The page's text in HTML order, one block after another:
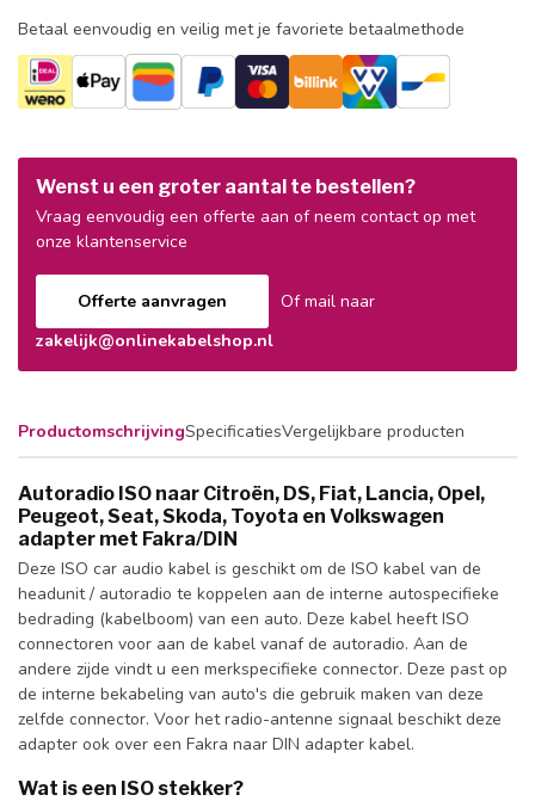
Betaal eenvoudig en veilig met je favoriete betaalmethode
Wenst u een groter aantal te bestellen?
Vraag eenvoudig een offerte aan of neem contact op met
onze klantenservice
Offerte aanvragen
Of mail naar
zakelijk@onlinekabelshop.nl
ProductomschrijvingSpecificatiesVergelijkbare producten
Autoradio ISO naar Citroën, DS, Fiat, Lancia, Opel,
Peugeot, Seat, Skoda, Toyota en Volkswagen
adapter met Fakra/DIN
Deze ISO car audio kabel is geschikt om de ISO kabel van de
headunit / autoradio te koppelen aan de interne autospecifieke
bedrading (kabelboom) van een auto. Deze kabel heeft ISO
connectoren voor aan de kabel vanaf de autoradio. Aan de
andere zijde vindt u een merkspecifieke connector. Deze past op
de interne bekabeling van auto's die gebruik maken van deze
zelfde connector. Voor het radio-antenne signaal beschikt deze
adapter ook over een Fakra naar DIN adapter kabel.
Wat is een ISO stekker?